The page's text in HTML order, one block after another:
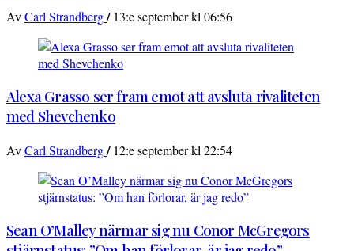
AvCarl Strandberg/ 13:e september kl 06:56
Alexa Grasso ser fram emot att avsluta rivaliteten
med Shevchenko
AvCarl Strandberg/ 12:e september kl 22:54
Sean O’Malley närmar sig nu Conor McGregors